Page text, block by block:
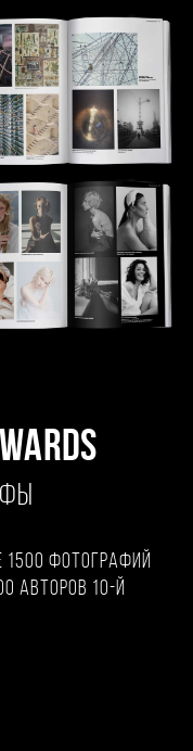
1500 фотографий
авторов 10-й